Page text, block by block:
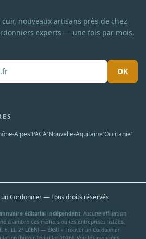
nouveaux artisans près de chez
experts — une fois par mois,
OK
Alpes·PACA·Nouvelle-Aquitaine·Occitanie·
Cordonnier — Tous droits réservés
éditorial indépendant . Aucune affiliation
chambre des métiers ou les entreprises listées.
III, 2° LCEN) — SASU « Trouver un Cordonnier